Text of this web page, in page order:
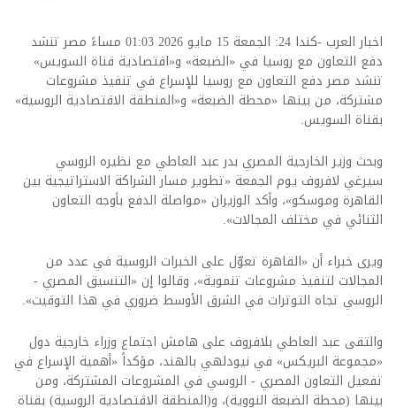
اخبار العرب -كندا 24: الجمعة 15 مايو 2026 01:03 مساءً مصر تنشد
دفع التعاون مع روسيا في «الضبعة» و«اقتصادية قناة السويس»
تنشد مصر دفع التعاون مع روسيا للإسراع في تنفيذ مشروعات
مشتركة، من بينها «محطة الضبعة» و«المنطقة الاقتصادية الروسية»
بقناة السويس.
وبحث وزير الخارجية المصري بدر عبد العاطي مع نظيره الروسي
سيرغي لافروف يوم الجمعة «تطوير مسار الشراكة الاستراتيجية بين
القاهرة وموسكو»، وأكد الوزيران «مواصلة الدفع بأوجه التعاون
الثنائي في مختلف المجالات».
ويرى خبراء أن «القاهرة تعوّل على الخبرات الروسية في عدد من
المجالات لتنفيذ مشروعات تنموية»، وقالوا إن «التنسيق المصري -
الروسي تجاه التوترات في الشرق الأوسط ضروري في هذا التوقيت».
والتقى عبد العاطي بلافروف على هامش اجتماع وزراء خارجية دول
«مجموعة البريكس» في نيودلهي بالهند، مؤكداً «أهمية الإسراع في
تفعيل التعاون المصري - الروسي في المشروعات المشتركة، ومن
بينها (محطة الضبعة النووية)، و(المنطقة الاقتصادية الروسية) بقناة